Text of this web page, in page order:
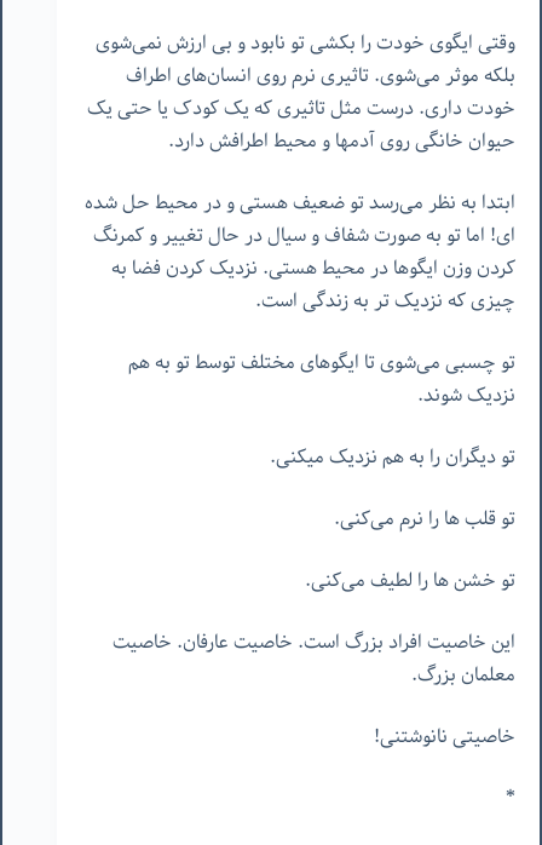
وقتی ایگوی خودت را بکشی تو نابود و بی ارزش نمی‌شوی
بلکه موثر می‌شوی. تاثیری نرم روی انسان‌های اطراف
خودت داری. درست مثل تاثیری که یک کودک یا حتی یک
حیوان خانگی روی آدمها و محیط اطرافش دارد.
ابتدا به نظر می‌رسد تو ضعیف هستی و در محیط حل شده
ای! اما تو به صورت شفاف و سیال در حال تغییر و کمرنگ
کردن وزن ایگوها در محیط هستی. نزدیک کردن فضا به
چیزی که نزدیک تر به زندگی است.
تو چسبی می‌شوی تا ایگوهای مختلف توسط تو به هم
نزدیک شوند.
تو دیگران را به هم نزدیک میکنی.
تو قلب ها را نرم می‌کنی.
تو خشن ها را لطیف می‌کنی.
این خاصیت افراد بزرگ است. خاصیت عارفان. خاصیت
معلمان بزرگ.
خاصیتی نانوشتنی!
*